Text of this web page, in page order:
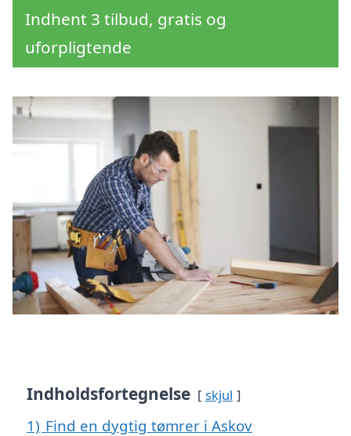
Indhent 3 tilbud, gratis og
uforpligtende
Indholdsfortegnelse skjul
1) Find en dygtig tømrer i Askov